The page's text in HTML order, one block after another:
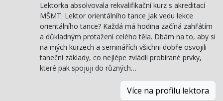
Lektorka absolvovala rekvalifikační kurz s akreditací
MŠMT: Lektor orientálního tance Jak vedu lekce
orientálního tance? Každá má hodina začíná zahřátím
a důkladným protažení celého těla. Dbám na to, aby si
na mých kurzech a seminářích všichni dobře osvojili
taneční základy, co nejlépe zvládli probírané prvky,
které pak spojuji do různých…
Více na profilu lektora